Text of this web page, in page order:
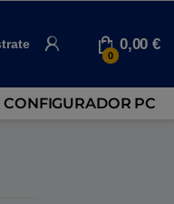
0
0,00€
CONFIGURADOR PC